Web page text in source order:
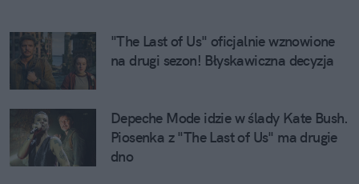
"The Last of Us" oficjalnie wznowione
na drugi sezon! Błyskawiczna decyzja
Depeche Mode idzie w ślady Kate Bush.
Piosenka z "The Last of Us" ma drugie
dno